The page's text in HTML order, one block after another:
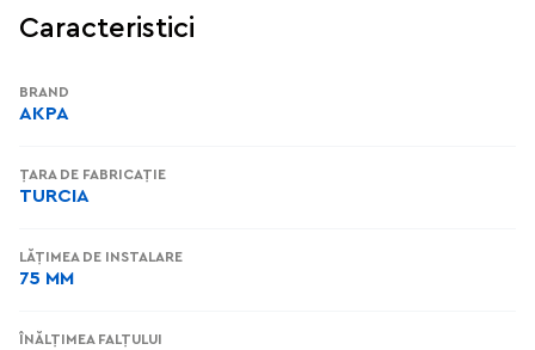
Caracteristici
BRAND
AKPA
ȚARA DE FABRICAȚIE
TURCIA
LĂȚIMEA DE INSTALARE
75 MM
ÎNĂLȚIMEA FALȚULUI